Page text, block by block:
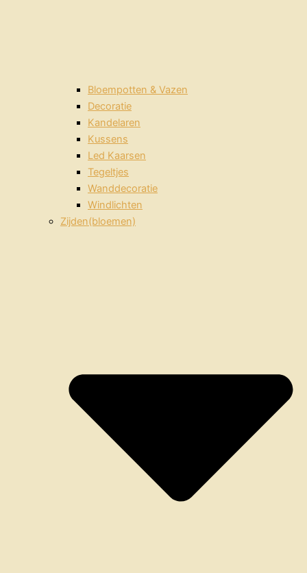
Bloempotten & Vazen
Decoratie
Kandelaren
Kussens
Led Kaarsen
Tegeltjes
Wanddecoratie
Windlichten
Zijden(bloemen)